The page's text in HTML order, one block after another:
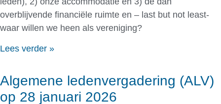
overblijvende financiële ruimte en – last but not least-
waar willen we heen als vereniging?
Lees verder »
Algemene ledenvergadering (ALV)
op 28 januari 2026